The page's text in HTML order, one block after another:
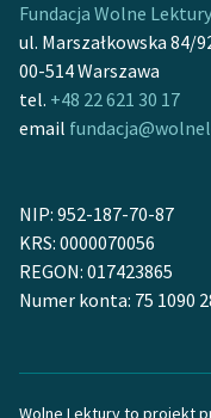
Wolnych Lektur
Logotypy
Materiały promocyjne
Regulamin biblioteki
Dane fundacji i
sprawozdania finansowe
Informacja o treściach
wrażliwych
Fundacja Wolne Lektury
ul. Marszałkowska 84/
00-514 Warszawa
tel. +48 22 621 30 17
email
NIP: 952-187-70-87
KRS: 0000070056
REGON: 017423865
Numer konta: 75 1090
Wolne Lektury to projekt